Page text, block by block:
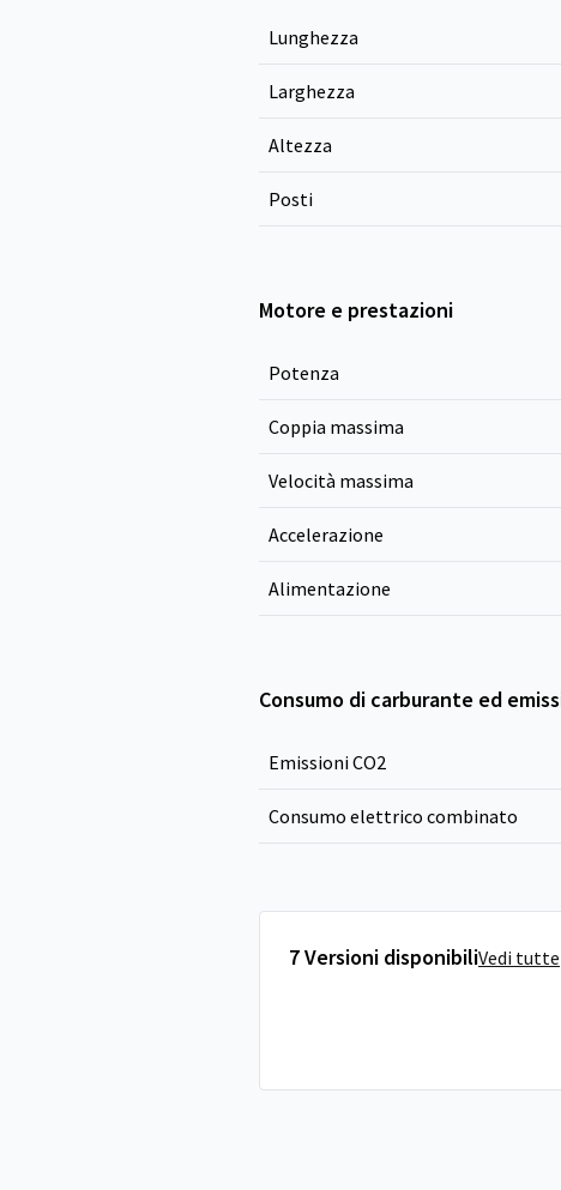
Lunghezza
Larghezza
Altezza
Posti
Motore e prestazioni
Potenza
Coppia massima
Velocità massima
Accelerazione
Alimentazione
Consumo di carburante ed
Emissioni CO2
Consumo elettrico combinato
7 Versioni disponibiliVedi tutte